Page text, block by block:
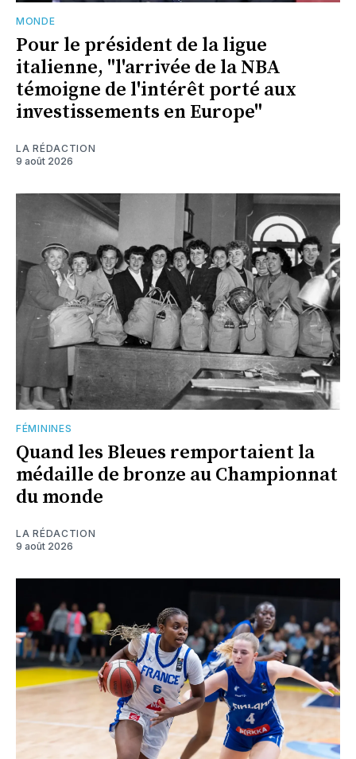
MONDE
Pour le président de la ligue
italienne, "l'arrivée de la NBA
témoigne de l'intérêt porté aux
investissements en Europe"
LA RÉDACTION
9 août 2026
FÉMININES
Quand les Bleues remportaient la
médaille de bronze au Championnat
du monde
LA RÉDACTION
9 août 2026